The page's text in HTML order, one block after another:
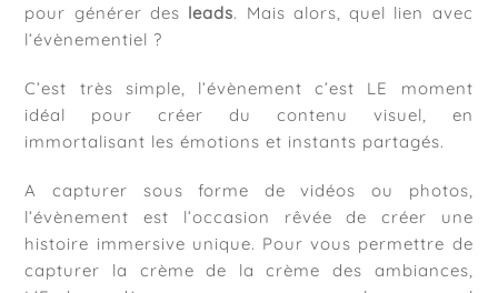
pour générer des leads. Mais alors, quel lien avec
l’évènementiel ?
C’est très simple, l’évènement c’est LE moment
idéal pour créer du contenu visuel, en
immortalisant les émotions et instants partagés.
A capturer sous forme de vidéos ou photos,
l’évènement est l’occasion rêvée de créer une
histoire immersive unique. Pour vous permettre de
capturer la crème de la crème des ambiances,